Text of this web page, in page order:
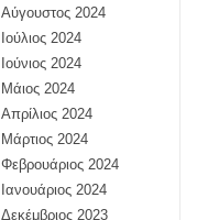
Αύγουστος 2024
Ιούλιος 2024
Ιούνιος 2024
Μάιος 2024
Απρίλιος 2024
Μάρτιος 2024
Φεβρουάριος 2024
Ιανουάριος 2024
Δεκέμβριος 2023